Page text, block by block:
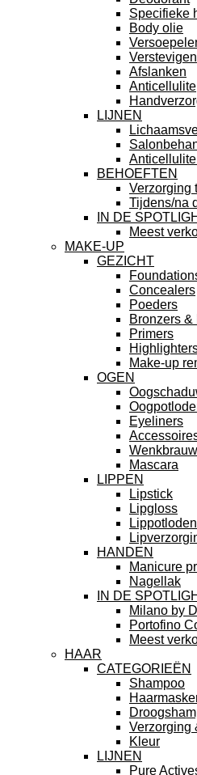
Specifieke
Body olie
Verstevigen
Afslanken
Anticellulite
LIJNEN
BEHOEFTEN
Verzorging
Tijdens/na
IN DE
Meest
MAKE-UP
GEZICHT
Concealers
Poeders
Bronzers
Primers
Make-up
OGEN
Eyeliners
Mascara
LIPPEN
Lipstick
Lipgloss
Lippotloden
HANDEN
Manicure
Nagellak
IN DE
Milano by
Portofino
Meest
HAAR
CATEGORIEËN
Shampoo
Verzorging
Kleur
LIJNEN
Pure